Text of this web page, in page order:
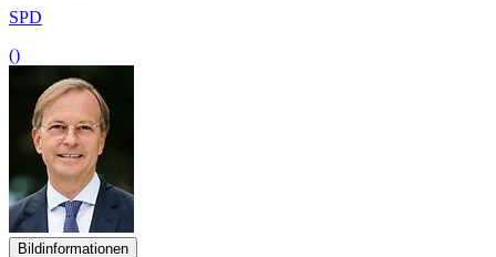
SPD
()
Bildinformationen